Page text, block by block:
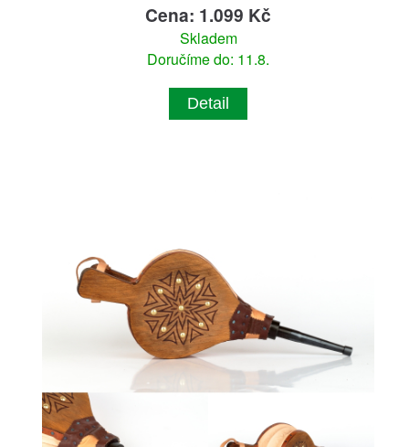
Cena: 1.099 Kč
Skladem
Doručíme do: 11.8.
Detail